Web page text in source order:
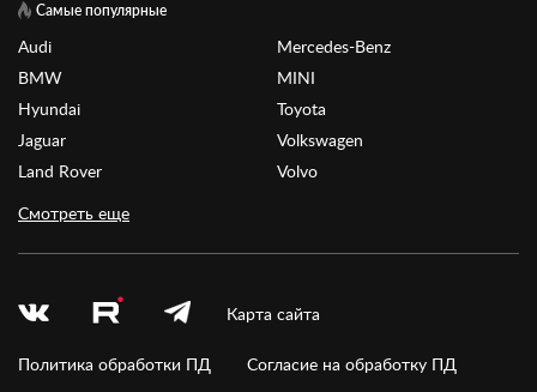
Самые популярные
Audi
BMW
Hyundai
Jaguar
Land Rover
Mercedes-Benz
MINI
Toyota
Volkswagen
Volvo
Смотреть еще
Карта сайта
Политика обработки ПД
Согласие на обработку ПД